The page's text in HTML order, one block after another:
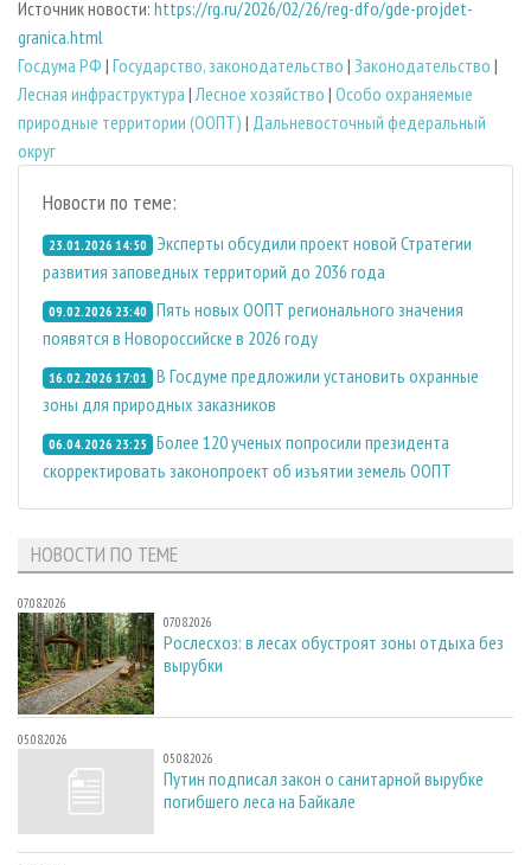
Источник новости: https://rg.ru/2026/02/26/reg-dfo/gde-projdet-
granica.html
Госдума РФ | Государство, законодательство | Законодательство |
Лесная инфраструктура | Лесное хозяйство | Особо охраняемые
природные территории (ООПТ) | Дальневосточный федеральный
округ
Новости по теме:
23.01.2026 14:50
Эксперты обсудили проект новой Стратегии
развития заповедных территорий до 2036 года
09.02.2026 23:40 Пять новых ООПТ регионального значения
появятся в Новороссийске в 2026 году
16.02.2026 17:01 В Госдуме предложили установить охранные
зоны для природных заказников
06.04.2026 23:25 Более 120 ученых попросили президента
скорректировать законопроект об изъятии земель ООПТ
НОВОСТИ ПО ТЕМЕ
07.08.2026
07.08.2026
Рослесхоз: в лесах обустроят зоны отдыха без
вырубки
05.08.2026
05.08.2026
Путин подписал закон о санитарной вырубке
погибшего леса на Байкале